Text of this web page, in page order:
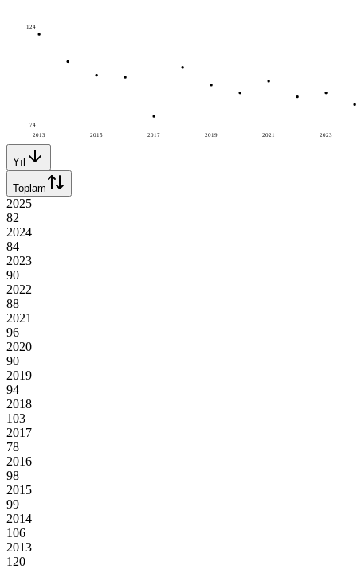
2013 2015 2017 2019 2021 2023
124
74
Yıl
Toplam
2025
82
2024
84
2023
90
2022
88
2021
96
2020
90
2019
94
2018
103
2017
78
2016
98
2015
99
2014
106
2013
120